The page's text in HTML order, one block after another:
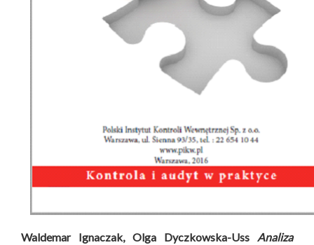
Waldemar Ignaczak, Olga Dyczkowska-Uss Analiza